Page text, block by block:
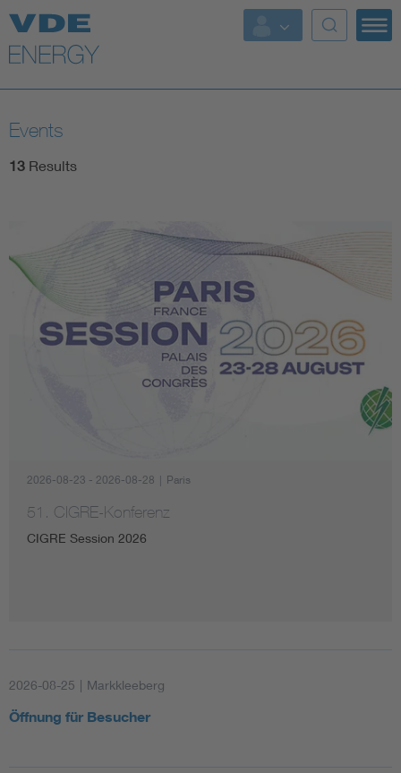
Key Topics
Key Topics
Energy
AI & Digital Trust
Mobility
Consumer protection
Defense
Events
13 Results
2026-08-23 - 2026-08-28 | Paris
51. CIGRE-Konferenz
CIGRE Session 2026
2026-08-25 | Markkleeberg
Öffnung für Besucher